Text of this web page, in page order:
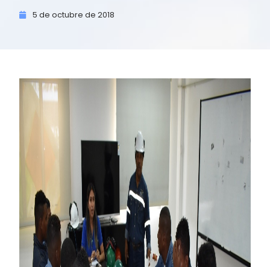
5 de octubre de 2018